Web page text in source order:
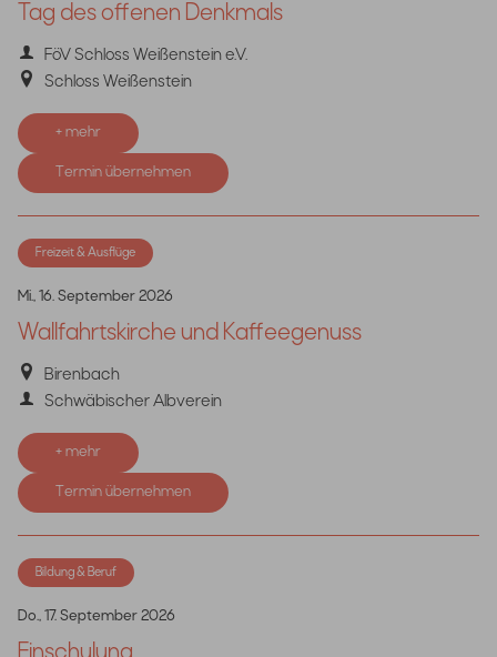
Tag des offenen Denkmals
FöV Schloss Weißenstein e.V.
Schloss Weißenstein
+ mehr
Termin übernehmen
Mi., 16. September 2026
Wallfahrtskirche und Kaffeegenuss
Birenbach
Schwäbischer Albverein
+ mehr
Termin übernehmen
Freizeit & Ausflüge
Do., 17. September 2026
Bildung & Beruf